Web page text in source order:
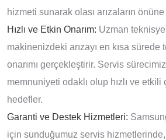
hizmeti sunarak olası arızaların
Hızlı ve Etkin Onarım: Uzman
makinenizdeki arızayı en kısa
onarımı gerçekleştirir. Servis
memnuniyeti odaklı olup hızlı ve etkili
hedefler.
Garanti ve Destek Hizmetleri:
için sunduğumuz servis